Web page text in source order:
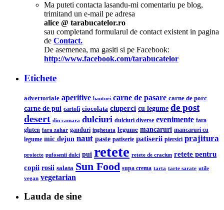
Ma puteti contacta lasandu-mi comentariu pe blog,
trimitand un e-mail pe adresa
alice @ tarabucatelor.ro
sau completand formularul de contact existent in pagina
de Contact.
De asemenea, ma gasiti si pe Facebook:
http://www.facebook.com/tarabucatelor
Etichete
advertoriale aperitive bauturi carne de pasare carne de porc
carne de pui cartofi ciocolata ciuperci cu legume de post
desert din camara dulciuri dulciuri diverse evenimente fara
gluten fara zahar ganduri inghetata legume mancaruri mancaruri cu
legume mic dejun naut paste patiserie patiserii piersici prajitura
proiecte pufosenii dulci pui retete retete de craciun retete pentru
copii rosii salata Sun Food supa crema tarta tarte sarate utile
vegan vegetarian
Lauda de sine